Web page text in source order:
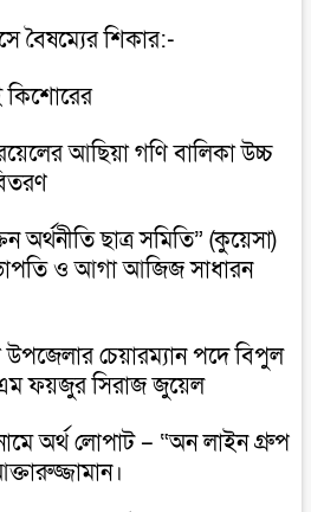
বৈষম্যের শিকার:-
কিশোরের
আছিয়া গণি বালিকা উচ্চ
অর্থনীতি ছাত্র সমিতি” (কুয়েসা)
ও আগা আজিজ সাধারন
উপজেলার চেয়ারম্যান পদে বিপুল
ফয়জুর সিরাজ জুয়েল
অর্থ লোপাট – “অন লাইন গ্রুপ